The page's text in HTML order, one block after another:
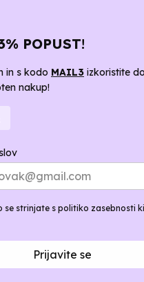
POPUST!
in s kodo MAIL3 izkoristite
nakup!
se strinjate s politiko zasebnosti
Prijavite se